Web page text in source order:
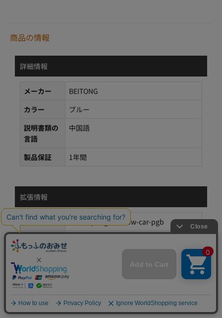
商品の情報
詳細情報
メーカー
BEITONG
カラー
ブルー
説明書類の
言語
中国語
製品保証 1年間
拡張情報
商品番号
bt-kunpeng-40d-ww-car-pgb
製品販売国
／輸出国
梱包重量(g)